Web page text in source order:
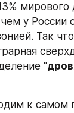
мирового
у России
Так
"
к самом